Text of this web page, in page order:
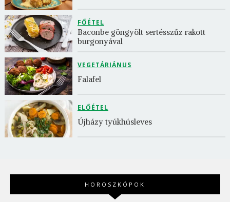
FŐÉTEL
Baconbe göngyölt sertésszűz rakott
burgonyával
VEGETÁRIÁNUS
Falafel
ELŐÉTEL
Újházy tyúkhúsleves
HOROSZKÓPOK